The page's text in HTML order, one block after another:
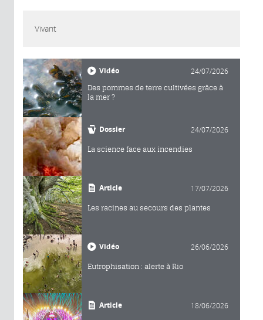
Vivant
Vidéo 24/07/2026
Des pommes de terre cultivées grâce à
la mer ?
Dossier 24/07/2026
La science face aux incendies
Article 17/07/2026
Les racines au secours des plantes
Vidéo 26/06/2026
Eutrophisation : alerte à Rio
Article 18/06/2026